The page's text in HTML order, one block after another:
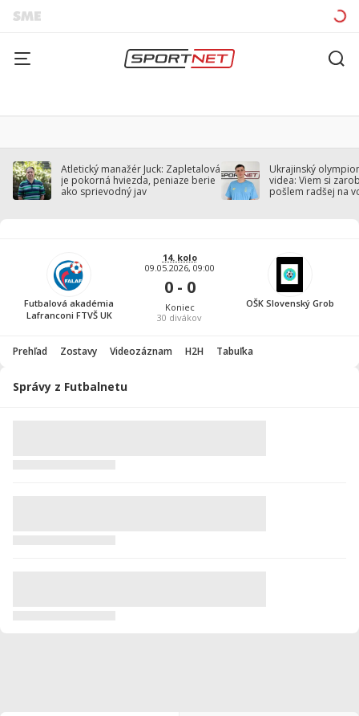
Atletický manažér Juck: Zapletalová
je pokorná hviezda, peniaze berie
ako sprievodný jav
Ukrajinský
videa: Viem si
pošlem radšej na
Futbalová akadémia
Lafranconi FTVŠ UK
14. kolo
09.05.2026, 09:00
0 - 0
Koniec
30 divákov
OŠK Slovenský Grob
Prehľad Zostavy Videozáznam H2H Tabuľka
Správy z Futbalnetu